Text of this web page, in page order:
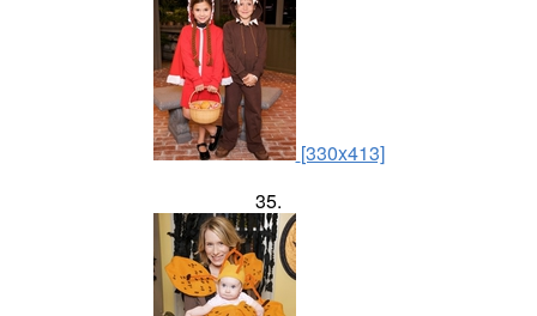
[330x413]
35.